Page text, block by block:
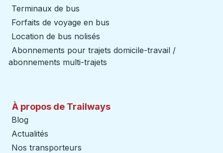
Terminaux de bus
Forfaits de voyage en bus
Location de bus nolisés
Abonnements pour trajets domicile-travail /
abonnements multi-trajets
À propos de Trailways
Blog
Actualités
Nos transporteurs